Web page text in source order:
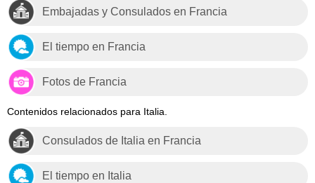
Embajadas y Consulados en Francia
El tiempo en Francia
Fotos de Francia
Contenidos relacionados para Italia.
Consulados de Italia en Francia
El tiempo en Italia